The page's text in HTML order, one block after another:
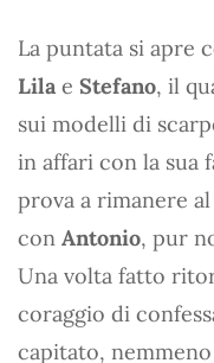
La puntata si apre
Lila e Stefano, il
sui modelli di
in affari con la sua
prova a rimanere al
con Antonio, pur
Una volta fatto
coraggio di
capitato,